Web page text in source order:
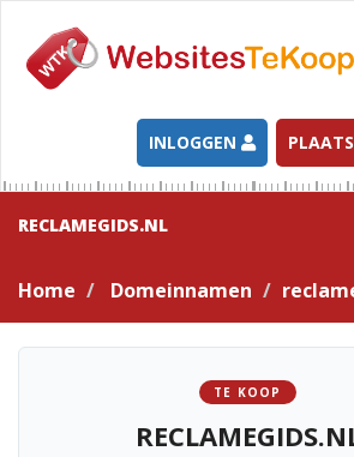
INLOGGEN
RECLAMEGIDS.NL
Home Domeinnamen
TE KOOP